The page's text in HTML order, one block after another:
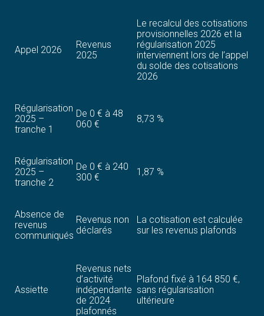
Appel 2026
Revenus
2025
Le recalcul des cotisations
provisionnelles 2026 et la
régularisation 2025
interviennent lors de l’appel
du solde des cotisations
2026
Régularisation
2025 –
tranche 1
De 0 € à 48
060 €
8,73 %
Régularisation
2025 –
tranche 2
De 0 € à 240
300 €
1,87 %
Absence de
revenus
communiqués
Revenus non
déclarés
La cotisation est calculée
sur les revenus plafonds
Assiette
Revenus nets
d’activité
indépendante
de 2024
plafonnés
Plafond fixé à 164 850 €,
sans régularisation
ultérieure